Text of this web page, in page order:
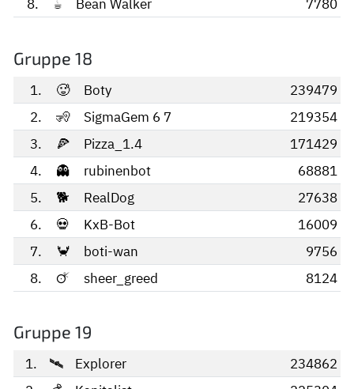
Gruppe 18
1. 🥵 Boty
239479
2.
🧏 SigmaGem 6 7
219354
3.
🍕 Pizza_1.4
171429
4.
👻 rubinenbot
68881
5.
🐕 RealDog
27638
6.
💀 KxB-Bot
16009
7.
🦀 boti-wan
9756
8.
🜚 sheer_greed 8124
Gruppe 19
1. 🛰️ Explorer
234862